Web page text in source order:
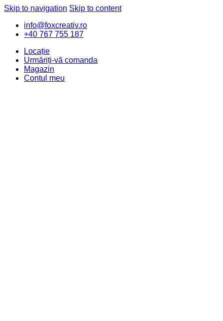
Skip to navigation Skip to content
info@foxcreativ.ro
+40 767 755 187
Locație
Urmăriți-vă comanda
Magazin
Contul meu